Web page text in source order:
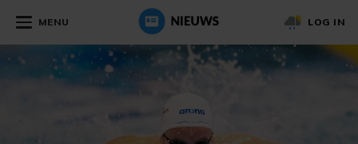
MENU LOG IN